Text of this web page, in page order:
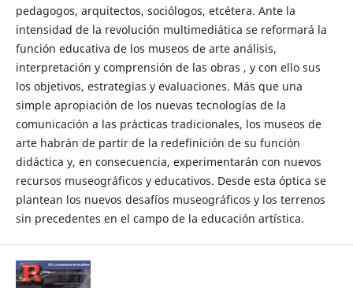
pedagogos, arquitectos, sociólogos, etcétera. Ante la
intensidad de la revolución multimediática se reformará la
función educativa de los museos de arte análisis,
interpretación y comprensión de las obras , y con ello sus
los objetivos, estrategias y evaluaciones. Más que una
simple apropiación de los nuevas tecnologías de la
comunicación a las prácticas tradicionales, los museos de
arte habrán de partir de la redefinición de su función
didáctica y, en consecuencia, experimentarán con nuevos
recursos museográficos y educativos. Desde esta óptica se
plantean los nuevos desafíos museográficos y los terrenos
sin precedentes en el campo de la educación artística.